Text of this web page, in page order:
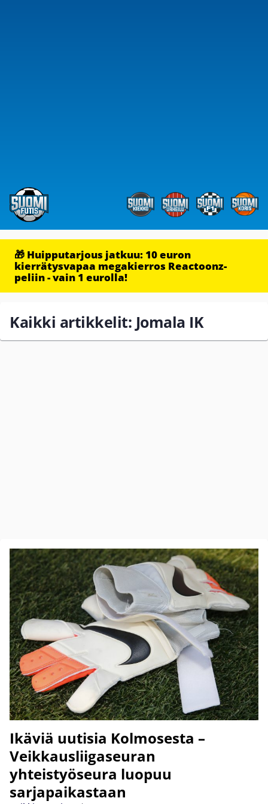
🎁 Huipputarjous jatkuu: 10 euron
kierrätysvapaa megakierros Reactoonz-
peliin - vain 1 eurolla!
Kaikki artikkelit: Jomala IK
Ikäviä uutisia Kolmosesta –
Veikkausliigaseuran
yhteistyöseura luopuu
sarjapaikastaan